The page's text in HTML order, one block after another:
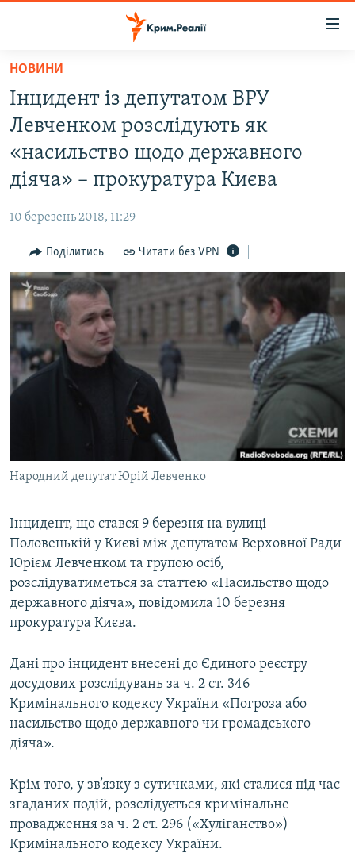
Перейти
основного
матеріалу
до
основної
Перейти
пошуку
ВОДА.КРИМ
ПОЛІТИКА
ПОГЛЯД
ІНТЕРВ'Ю
ВСЕ ЗА ДЕНЬ
СПЕЦПРОЕКТИ
ДЕПОРТАЦІЯ
ВІДЕОУРОКИ «ELIFBE»
УКРАЇНСЬКА ПРОБЛЕМА КРИМУ
ЯК ОБІЙТИ БЛОКУВАННЯ
Русский
Усі сайти RFE/RL
НОВИНИ
Інцидент із депутатом ВРУ
Левченком розслідують як
«насильство щодо державного
діяча» – прокуратура Києва
10 березень 2018, 11:29
Поділитись Читати без VPN
Народний депутат Юрій Левченко
Інцидент, що стався 9 березня на вулиці
Половецькій у Києві між депутатом Верховної Ради
Юрієм Левченком та групою осіб,
розслідуватиметься за статтею «Насильство щодо
державного діяча», повідомила 10 березня
прокуратура Києва.
Дані про інцидент внесені до Єдиного реєстру
досудових розслідувань за ч. 2 ст. 346
Кримінального кодексу України «Погроза або
насильство щодо державного чи громадського
діяча».
Крім того, у зв’язку з сутичками, які сталися під час
згаданих подій, розслідується кримінальне
провадження за ч. 2 ст. 296 («Хуліганство»)
Кримінального кодексу України.